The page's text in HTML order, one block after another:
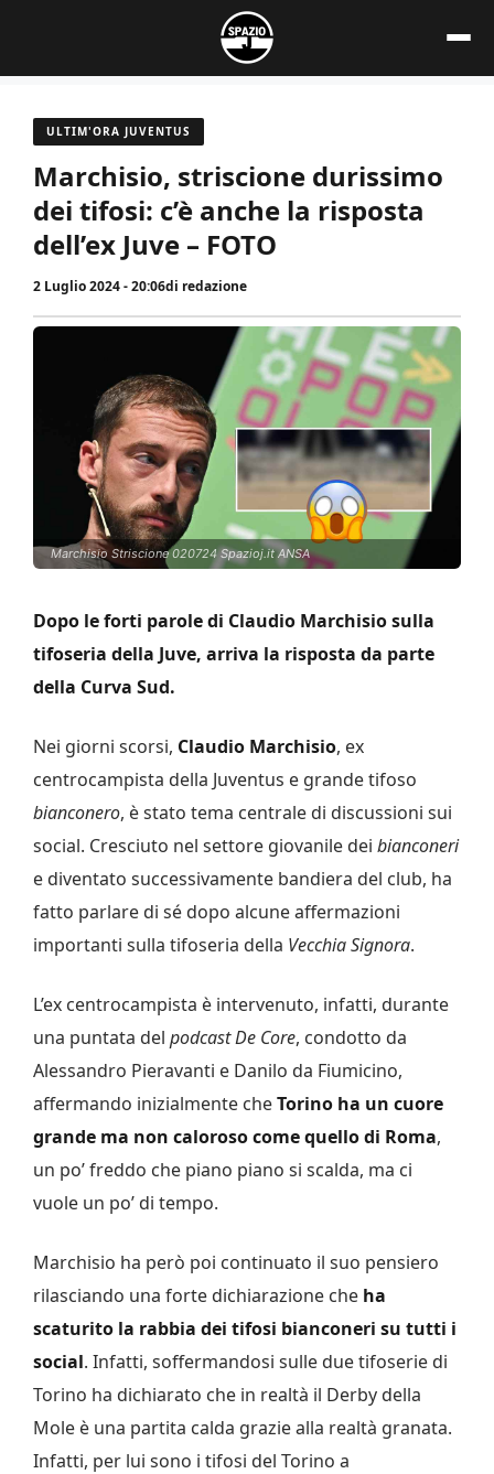
contenuto
ULTIM'ORA JUVENTUS
Marchisio, striscione durissimo
dei tifosi: c’è anche la risposta
dell’ex Juve – FOTO
2 Luglio 2024 - 20:06di redazione
Marchisio Striscione 020724 Spazioj.it ANSA
Dopo le forti parole di Claudio Marchisio sulla
tifoseria della Juve, arriva la risposta da parte
della Curva Sud.
Nei giorni scorsi, Claudio Marchisio, ex
centrocampista della Juventus e grande tifoso
bianconero, è stato tema centrale di discussioni sui
social. Cresciuto nel settore giovanile dei bianconeri
e diventato successivamente bandiera del club, ha
fatto parlare di sé dopo alcune affermazioni
importanti sulla tifoseria della Vecchia Signora.
L’ex centrocampista è intervenuto, infatti, durante
una puntata del podcast De Core, condotto da
Alessandro Pieravanti e Danilo da Fiumicino,
affermando inizialmente cheTorino ha un cuore
grande ma non caloroso come quello di Roma,
un po’ freddo che piano piano si scalda, ma ci
vuole un po’ di tempo.
Marchisio ha però poi continuato il suo pensiero
rilasciando una forte dichiarazione che ha
scaturito la rabbia dei tifosi bianconeri su tutti i
social. Infatti, soffermandosi sulle due tifoserie di
Torino ha dichiarato che in realtà il Derby della
Mole è una partita calda grazie alla realtà granata.
Infatti, per lui sono i tifosi del Torino a